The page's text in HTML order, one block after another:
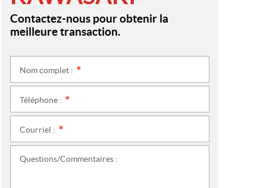
Contactez-nous pour obtenir la
meilleure transaction.
Nom complet :
Téléphone :
Courriel :
Questions/Commentaires :